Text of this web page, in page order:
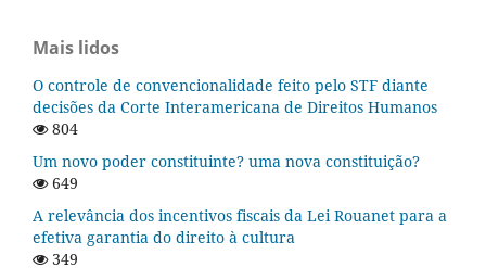
Mais lidos
O controle de convencionalidade feito pelo STF diante
decisões da Corte Interamericana de Direitos Humanos
804
Um novo poder constituinte? uma nova constituição?
649
A relevância dos incentivos fiscais da Lei Rouanet para a
efetiva garantia do direito à cultura
349